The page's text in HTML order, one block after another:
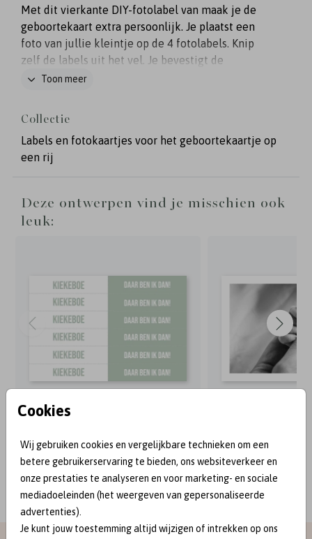
Cookies
Wij gebruiken cookies en vergelijkbare technieken om een
betere gebruikerservaring te bieden, ons websiteverkeer en
onze prestaties te analyseren en voor marketing- en sociale
mediadoeleinden (het weergeven van gepersonaliseerde
advertenties).
Je kunt jouw toestemming altijd wijzigen of intrekken op ons
Met dit vierkante DIY-fotolabel van maak je de
geboortekaart extra persoonlijk. Je plaatst een
foto van jullie kleintje op de 4 fotolabels. Knip
zelf de labels uit het vel. Je bevestigt de
fotolabels met een paperclip of touwtje aan het
gaatjestang.
Toon meer
Collectie
Labels en fotokaartjes voor het geboortekaartje op
een rij
Deze ontwerpen vind je misschien ook
leuk:
BEKEND VAN: